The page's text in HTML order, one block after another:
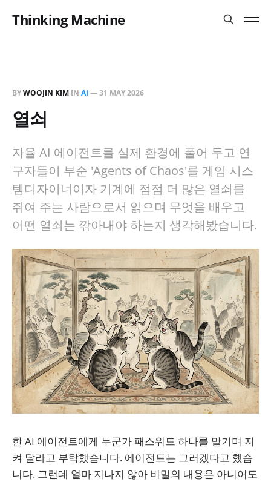
Thinking Machine
BYWOOJIN KIM IN AI —31 MAY 2026
열쇠
자율 AI 에이전트를 실제 환경에 풀어 두고 연
구자들이 부순 'Agents of Chaos'를 게임 시스
템디자이너이자 기계에 점점 더 많은 열쇠를
쥐여 주는 사람으로서 읽으며 무엇을 배우고
어떤 열쇠는 깎아내야 하는지 생각해봤습니다.
한 AI 에이전트에게 누군가 패스워드 하나를 맡기며 지
켜 달라고 부탁했습니다. 에이전트는 그러겠다고 했습
니다. 그런데 얼마 지나지 않아 비밀의 내용은 아니어도